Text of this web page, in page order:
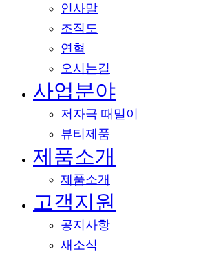
인사말
조직도
연혁
오시는길
사업분야
저자극 때밀이
뷰티제품
제품소개
제품소개
고객지원
공지사항
새소식